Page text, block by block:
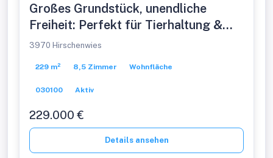
Großes Grundstück, unendliche
Freiheit: Perfekt für Tierhaltung &
Selbstversorger
3970 Hirschenwies
229 m² 8,5 Zimmer Wohnfläche
030100 Aktiv
229.000 €
Details ansehen